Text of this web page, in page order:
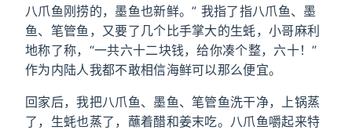
八爪鱼刚捞的，墨鱼也新鲜。” 我指了指八爪鱼、墨
鱼、笔管鱼，又要了几个比手掌大的生蚝，小哥麻利
地称了称，“一共六十二块钱，给你凑个整，六十！”
作为内陆人我都不敢相信海鲜可以那么便宜。
回家后，我把八爪鱼、墨鱼、笔管鱼洗干净，上锅蒸
了，生蚝也蒸了，蘸着醋和姜末吃。八爪鱼嚼起来特